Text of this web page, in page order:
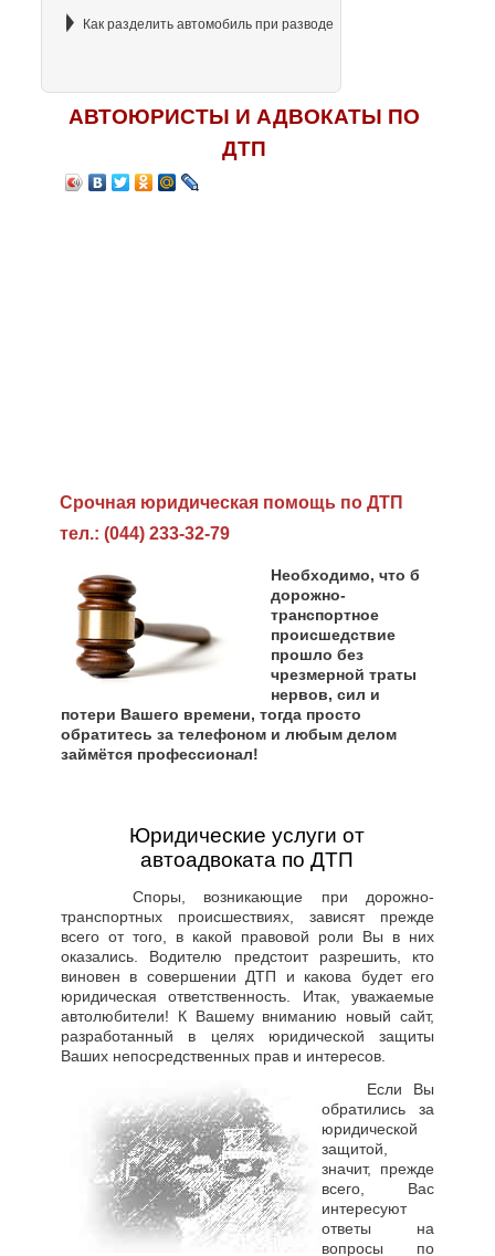
Как разделить автомобиль при разводе
АВТОЮРИСТЫ И АДВОКАТЫ ПО
ДТП
Cрочная юридическая помощь по ДТП
тел.: (044) 233-32-79
Необходимо, что б
дорожно-
транспортное
происшедствие
прошло без
чрезмерной траты
нервов, сил и
потери Вашего времени, тогда просто
обратитесь за телефоном и любым делом
займётся профессионал!
Юридические услуги от
автоадвоката по ДТП
Споры, возникающие при дорожно-
транспортных происшествиях, зависят прежде
всего от того, в какой правовой роли Вы в них
оказались. Водителю предстоит разрешить, кто
виновен в совершении ДТП и какова будет его
юридическая ответственность. Итак, уважаемые
автолюбители! К Вашему вниманию новый сайт,
разработанный в целях юридической защиты
Ваших непосредственных прав и интересов.
Если Вы
обратились за
юридической
защитой,
значит, прежде
всего, Вас
интересуют
ответы на
вопросы по